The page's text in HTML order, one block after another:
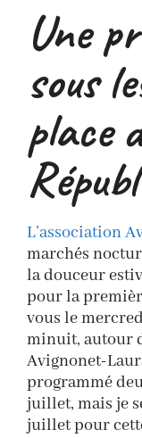
Une
sous
place
L’association
marchés
la douceur
pour la
vous le
minuit, autour
Avignonet-
programmé
juillet, mais je
juillet pour